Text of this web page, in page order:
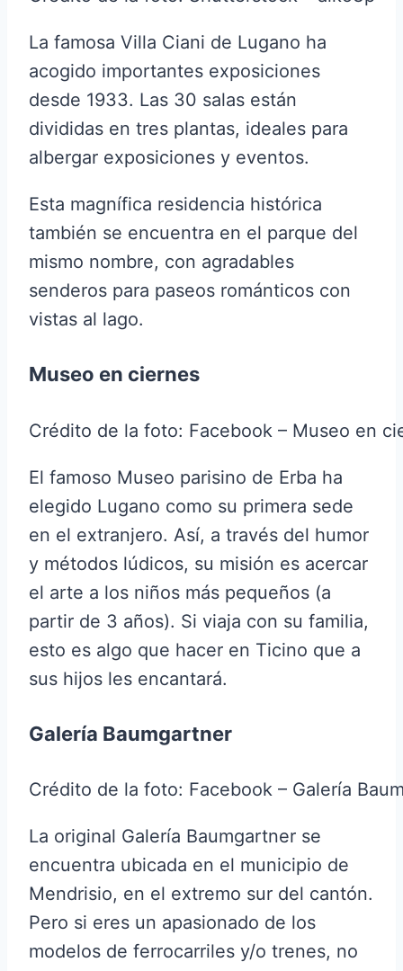
La famosa Villa Ciani de Lugano ha
acogido importantes exposiciones
desde 1933. Las 30 salas están
divididas en tres plantas, ideales para
albergar exposiciones y eventos.
Esta magnífica residencia histórica
también se encuentra en el parque del
mismo nombre, con agradables
senderos para paseos románticos con
vistas al lago.
Museo en ciernes
Crédito de la foto: Facebook – Museo en
El famoso Museo parisino de Erba ha
elegido Lugano como su primera sede
en el extranjero. Así, a través del humor
y métodos lúdicos, su misión es acercar
el arte a los niños más pequeños (a
partir de 3 años). Si viaja con su familia,
esto es algo que hacer en Ticino que a
sus hijos les encantará.
Galería Baumgartner
Crédito de la foto: Facebook – Galería
La original Galería Baumgartner se
encuentra ubicada en el municipio de
Mendrisio, en el extremo sur del cantón.
Pero si eres un apasionado de los
modelos de ferrocarriles y/o trenes, no